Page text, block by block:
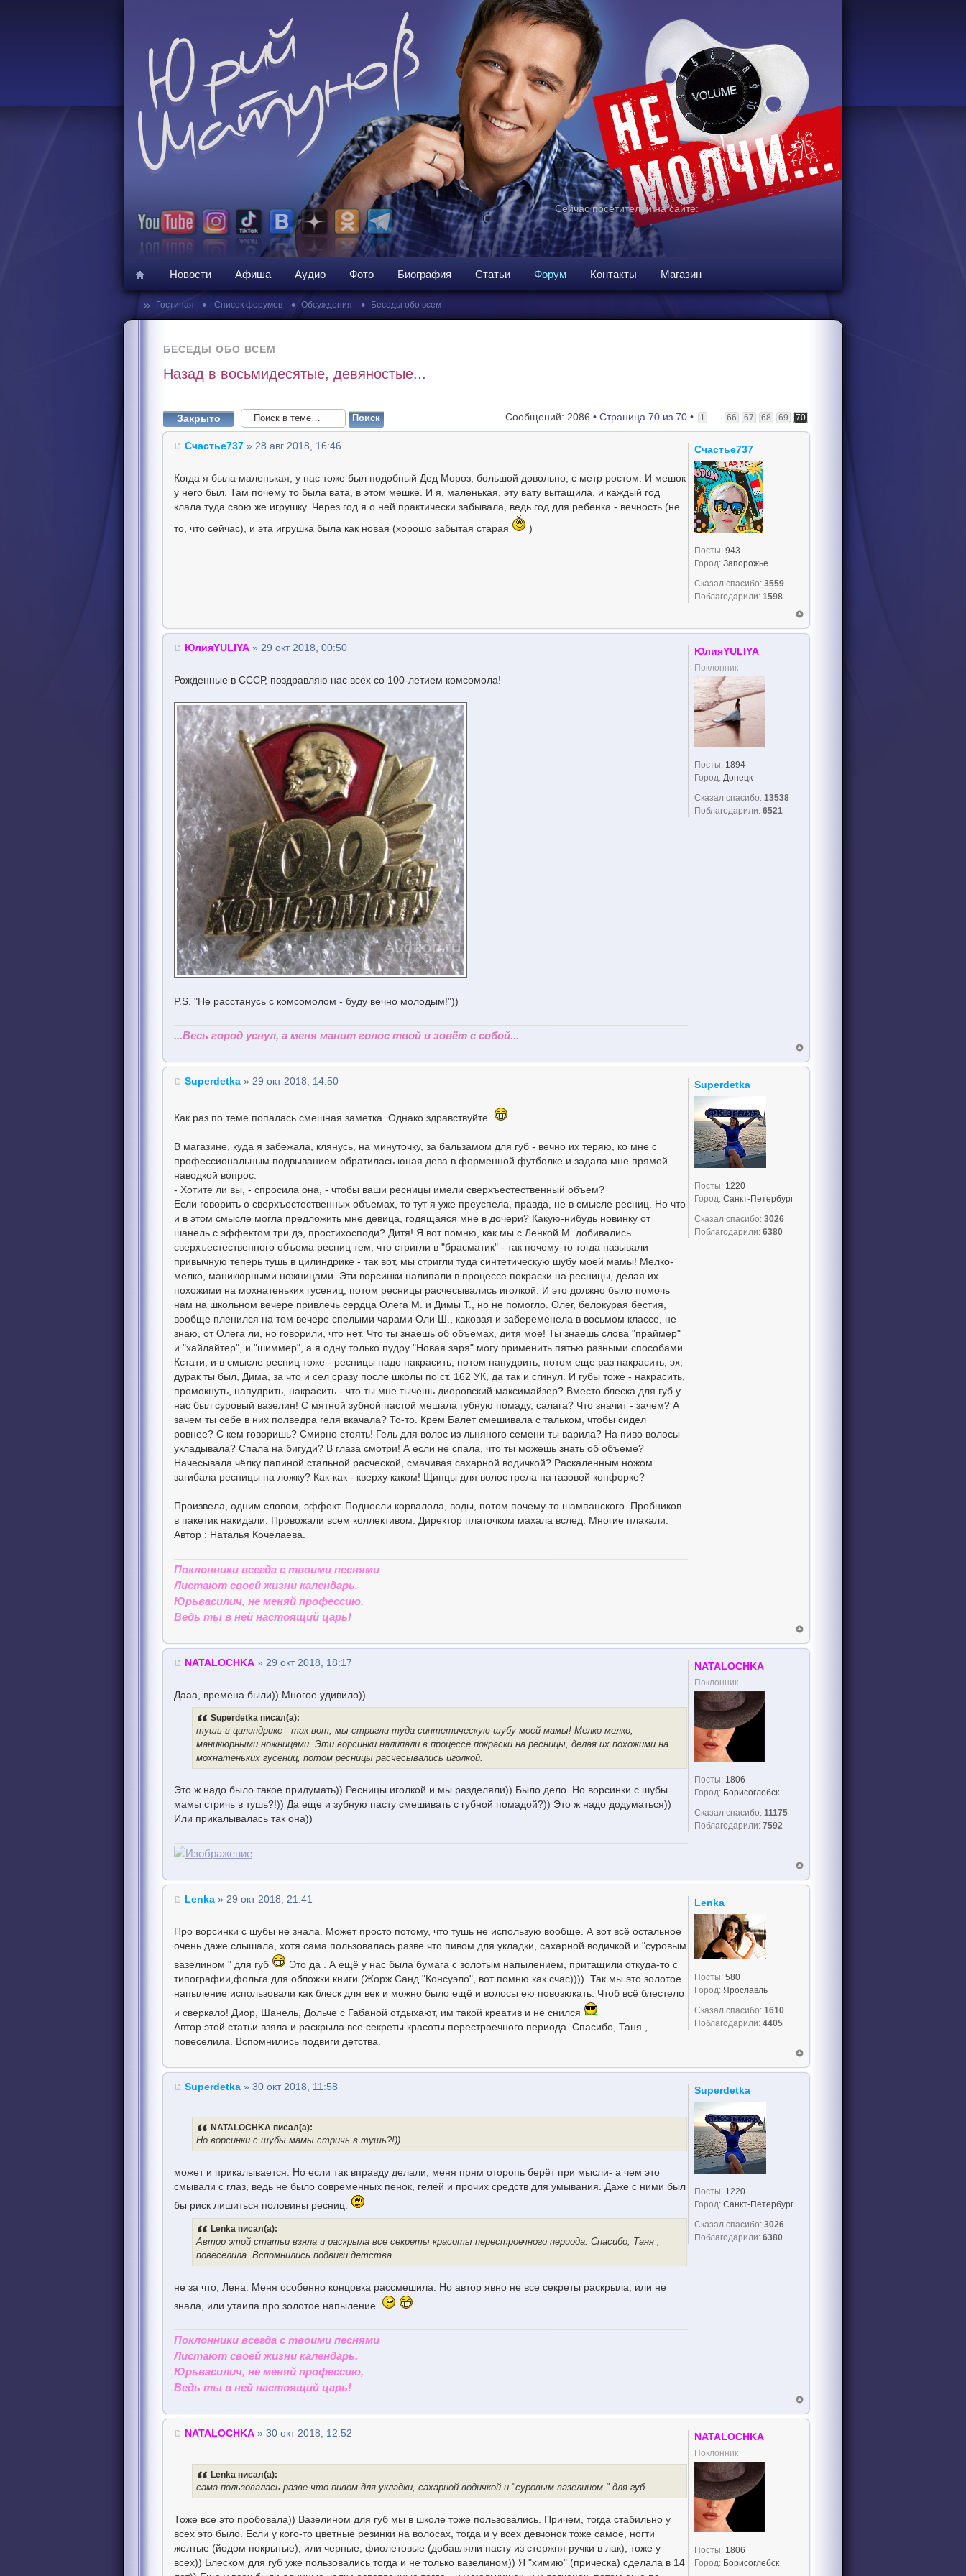
Сейчас посетителей на сайте:
Новости Афиша Аудио Фото Биография Статьи Форум Контакты Магазин
» Гостиная • Список форумов • Обсуждения • Беседы обо всем
БЕСЕДЫ ОБО ВСЕМ
Назад в восьмидесятые, девяностые...
Закрыто Сообщений: 2086 • Страница 70 из 70 • 1 ... 66 67 68 69 70
Счастье737 » 28 авг 2018, 16:46
Когда я была маленькая, у нас тоже был подобный Дед Мороз, большой довольно, с метр ростом. И мешок
у него был. Там почему то была вата, в этом мешке. И я, маленькая, эту вату вытащила, и каждый год
клала туда свою же игрушку. Через год я о ней практически забывала, ведь год для ребенка - вечность (не
то, что сейчас), и эта игрушка была как новая (хорошо забытая старая
)
Счастье737
Посты: 943
Город: Запорожье
Сказал спасибо: 3559
Поблагодарили: 1598
ЮлияYULIYA » 29 окт 2018, 00:50
Рожденные в СССР, поздравляю нас всех со 100-летием комсомола!
P.S. "Не расстанусь с комсомолом - буду вечно молодым!"))
...Весь город уснул, а меня манит голос твой и зовёт с собой...
ЮлияYULIYA
Поклонник
Посты: 1894
Город: Донецк
Сказал спасибо: 13538
Поблагодарили: 6521
Superdetka » 29 окт 2018, 14:50
Как раз по теме попалась смешная заметка. Однако здравствуйте.
В магазине, куда я забежала, клянусь, на минуточку, за бальзамом для губ - вечно их теряю, ко мне с
профессиональным подвыванием обратилась юная дева в форменной футболке и задала мне прямой
наводкой вопрос:
- Хотите ли вы, - спросила она, - чтобы ваши ресницы имели сверхъестественный объем?
Если говорить о сверхъестественных объемах, то тут я уже преуспела, правда, не в смысле ресниц. Но что
и в этом смысле могла предложить мне девица, годящаяся мне в дочери? Какую-нибудь новинку от
шанель с эффектом три дэ, простихосподи? Дитя! Я вот помню, как мы с Ленкой М. добивались
сверхъестественного объема ресниц тем, что стригли в "брасматик" - так почему-то тогда называли
привычную теперь тушь в цилиндрике - так вот, мы стригли туда синтетическую шубу моей мамы! Мелко-
мелко, маникюрными ножницами. Эти ворсинки налипали в процессе покраски на ресницы, делая их
похожими на мохнатеньких гусениц, потом ресницы расчесывались иголкой. И это должно было помочь
нам на школьном вечере привлечь сердца Олега М. и Димы Т., но не помогло. Олег, белокурая бестия,
вообще пленился на том вечере спелыми чарами Оли Ш., каковая и забеременела в восьмом классе, не
знаю, от Олега ли, но говорили, что нет. Что ты знаешь об объемах, дитя мое! Ты знаешь слова "праймер"
и "хайлайтер", и "шиммер", а я одну только пудру "Новая заря" могу применить пятью разными способами.
Кстати, и в смысле ресниц тоже - ресницы надо накрасить, потом напудрить, потом еще раз накрасить, эх,
дурак ты был, Дима, за что и сел сразу после школы по ст. 162 УК, да так и сгинул. И губы тоже - накрасить,
промокнуть, напудрить, накрасить - что ты мне тычешь диоровский максимайзер? Вместо блеска для губ у
нас был суровый вазелин! С мятной зубной пастой мешала губную помаду, салага? Что значит - зачем? А
зачем ты себе в них полведра геля вкачала? То-то. Крем Балет смешивала с тальком, чтобы сидел
ровнее? С кем говоришь? Смирно стоять! Гель для волос из льняного семени ты варила? На пиво волосы
укладывала? Спала на бигуди? В глаза смотри! А если не спала, что ты можешь знать об объеме?
Начесывала чёлку папиной стальной расческой, смачивая сахарной водичкой? Раскаленным ножом
загибала ресницы на ложку? Как-как - кверху каком! Щипцы для волос грела на газовой конфорке?
Произвела, одним словом, эффект. Поднесли корвалола, воды, потом почему-то шампанского. Пробников
в пакетик накидали. Провожали всем коллективом. Директор платочком махала вслед. Многие плакали.
Автор : Наталья Кочелаева.
Поклонники всегда с твоими песнями
Листают своей жизни календарь.
Юрьвасилич, не меняй профессию,
Ведь ты в ней настоящий царь!
Superdetka
Посты: 1220
Город: Санкт-Петербург
Сказал спасибо: 3026
Поблагодарили: 6380
NATALOCHKA » 29 окт 2018, 18:17
Дааа, времена были)) Многое удивило))
Superdetka писал(а):
тушь в цилиндрике - так вот, мы стригли туда синтетическую шубу моей мамы! Мелко-мелко,
маникюрными ножницами. Эти ворсинки налипали в процессе покраски на ресницы, делая их похожими на
мохнатеньких гусениц, потом ресницы расчесывались иголкой.
Это ж надо было такое придумать)) Ресницы иголкой и мы разделяли)) Было дело. Но ворсинки с шубы
мамы стричь в тушь?!)) Да еще и зубную пасту смешивать с губной помадой?)) Это ж надо додуматься))
Или прикалывалась так она))
NATALOCHKA
Поклонник
Посты: 1806
Город: Борисоглебск
Сказал спасибо: 11175
Поблагодарили: 7592
Lenka » 29 окт 2018, 21:41
Про ворсинки с шубы не знала. Может просто потому, что тушь не использую вообще. А вот всё остальное
очень даже слышала, хотя сама пользовалась разве что пивом для укладки, сахарной водичкой и "суровым
вазелином " для губ
Это да . А ещё у нас была бумага с золотым напылением, притащили откуда-то с
типографии,фольга для обложки книги (Жорж Санд "Консуэло", вот помню как счас)))). Так мы это золотое
напыление использовали как блеск для век и можно было ещё и волосы ею повозюкать. Чтоб всё блестело
и сверкало! Диор, Шанель, Дольче с Габаной отдыхают, им такой креатив и не снился
Автор этой статьи взяла и раскрыла все секреты красоты перестроечного периода. Спасибо, Таня ,
повеселила. Вспомнились подвиги детства.
Lenka
Посты: 580
Город: Ярославль
Сказал спасибо: 1610
Поблагодарили: 4405
Superdetka » 30 окт 2018, 11:58
NATALOCHKA писал(а):
Но ворсинки с шубы мамы стричь в тушь?!))
может и прикалывается. Но если так вправду делали, меня прям оторопь берёт при мысли- а чем это
смывали с глаз, ведь не было современных пенок, гелей и прочих средств для умывания. Даже с ними был
бы риск лишиться половины ресниц.
Lenka писал(а):
Автор этой статьи взяла и раскрыла все секреты красоты перестроечного периода. Спасибо, Таня ,
повеселила. Вспомнились подвиги детства.
не за что, Лена. Меня особенно концовка рассмешила. Но автор явно не все секреты раскрыла, или не
знала, или утаила про золотое напыление.
Поклонники всегда с твоими песнями
Листают своей жизни календарь.
Юрьвасилич, не меняй профессию,
Ведь ты в ней настоящий царь!
Superdetka
Посты: 1220
Город: Санкт-Петербург
Сказал спасибо: 3026
Поблагодарили: 6380
NATALOCHKA » 30 окт 2018, 12:52
Lenka писал(а):
сама пользовалась разве что пивом для укладки, сахарной водичкой и "суровым вазелином " для губ
Тоже все это пробовала)) Вазелином для губ мы в школе тоже пользовались. Причем, тогда стабильно у
всех это было. Если у кого-то цветные резинки на волосах, тогда и у всех девчонок тоже самое, ногти
желтые (йодом покрытые), или черные, фиолетовые (добавляли пасту из стержня ручки в лак), тоже у
всех)) Блеском для губ уже пользовались тогда и не только вазелином)) Я "химию" (прическа) сделала в 14
NATALOCHKA
Поклонник
Посты: 1806
Город: Борисоглебск